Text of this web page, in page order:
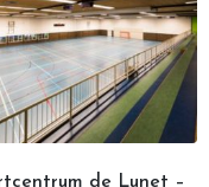
de Lunet –